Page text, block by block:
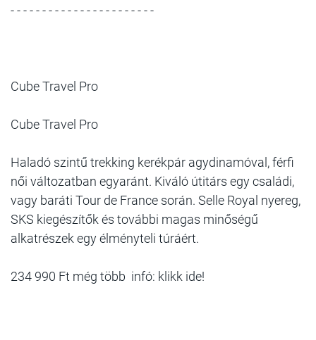
- - - - - - - - - - - - - - - - - - - - - - -
Cube Travel Pro
Cube Travel Pro
Haladó szintű trekking kerékpár agydinamóval, férfi
női változatban egyaránt. Kiváló útitárs egy családi,
vagy baráti Tour de France során. Selle Royal nyereg,
SKS kiegészítők és további magas minőségű
alkatrészek egy élményteli túráért.
234 990 Ft még több infó: klikk ide!